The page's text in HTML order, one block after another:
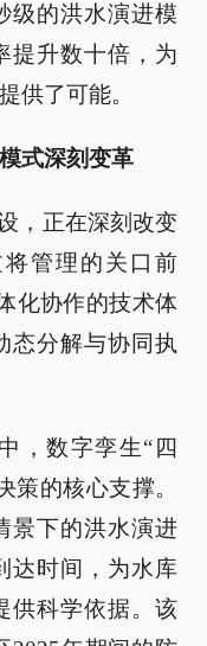
级的洪水演进模
提升数十倍，为
供了可能。
式深刻变革
，正在深刻改变
管理的关口前
化协作的技术体
态分解与协同执
，数字孪生“四
策的核心支撑。
景下的洪水演进
达时间，为水库
供科学依据。该